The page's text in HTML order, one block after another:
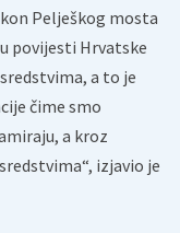
Pelješkog mosta
povijesti Hrvatske
a to je
čime smo
a kroz
izjavio je